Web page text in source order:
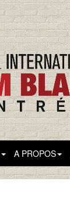
A PROPOS